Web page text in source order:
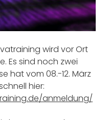
wird vor Ort
Es sind noch zwei
hat vom 08.-12. März
hier:
anmeldung/